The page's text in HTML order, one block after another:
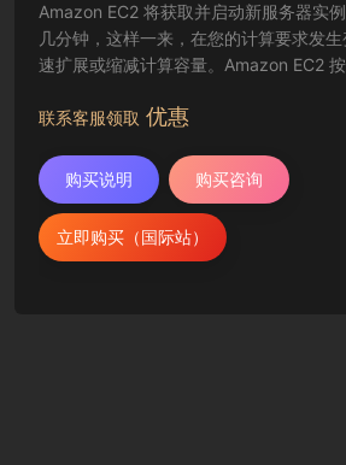
Amazon EC2 将获取并启动新服务器实
几分钟，这样一来，在您的计算要求发生
速扩展或缩减计算容量。Amazon EC2
费，改变了计算的成本结算方式。
开发人员提供了创建故障恢复应用程序
联系客服领取 优惠
购买说明 购买咨询
立即购买（国际站）